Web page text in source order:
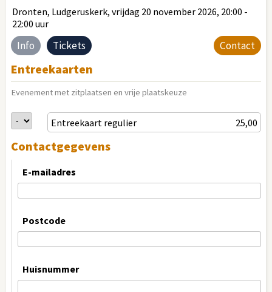
Dronten, Ludgeruskerk, vrijdag 20 november 2026, 20:00 -
22:00 uur
Info Tickets Contact
Entreekaarten
Evenement met zitplaatsen en vrije plaatskeuze
25,00
Entreekaart regulier
Contactgegevens
E-mailadres
Postcode
Huisnummer